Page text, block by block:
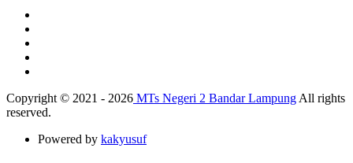
Copyright © 2021 - 2026 MTs Negeri 2 Bandar Lampung All rights
reserved.
Powered by kakyusuf